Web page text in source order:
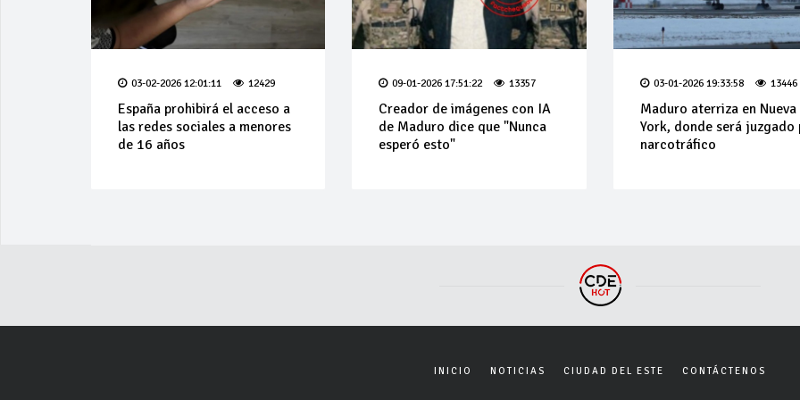
03-02-2026 12:01:11 12429
España prohibirá el acceso a
las redes sociales a menores
de 16 años
09-01-2026 17:51:22 13357
Creador de imágenes con IA
de Maduro dice que "Nunca
esperó esto"
03-01-2026 19:33:58 13446
Maduro aterriza en Nueva
York, donde será juzgado
narcotráfico
INICIO NOTICIAS CIUDAD DEL ESTE CONTÁCTENOS